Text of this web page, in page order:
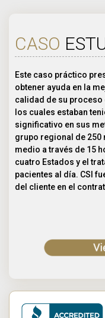
CASO
Este caso práctico
obtener ayuda en la
calidad de su proceso
los cuales estaban
significativo en sus
grupo regional de 250
medio a través de 15
cuatro Estados y el
pacientes al día. CSI
del cliente en el